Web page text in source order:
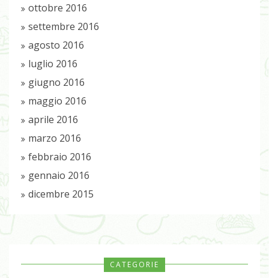
ottobre 2016
settembre 2016
agosto 2016
luglio 2016
giugno 2016
maggio 2016
aprile 2016
marzo 2016
febbraio 2016
gennaio 2016
dicembre 2015
CATEGORIE